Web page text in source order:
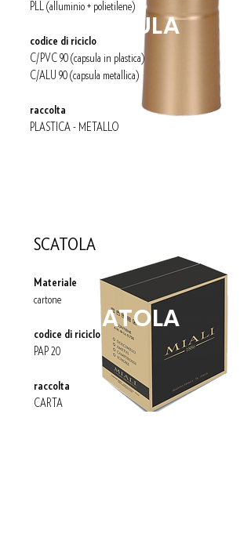
CAPSULA
PLL (alluminio + polietilene)
codice di riciclo
C/PVC 90 (capsula in plastica)
C/ALU 90 (capsula metallica)
raccolta
PLASTICA - METALLO
SCATOLA
SCATOLA
Materiale
cartone
codice di riciclo
PAP 20
raccolta
CARTA